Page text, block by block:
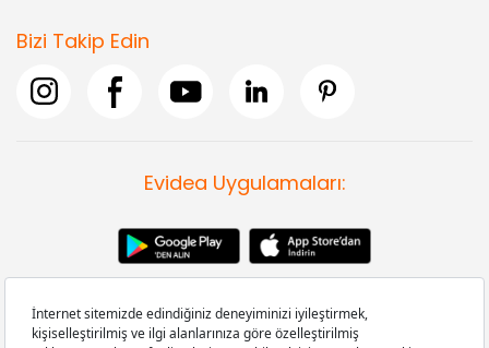
Bizi Takip Edin
Evidea Uygulamaları: